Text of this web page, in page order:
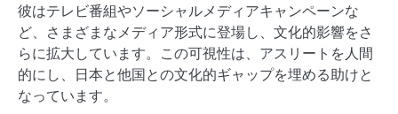
彼はテレビ番組やソーシャルメディアキャンペーンな
ど、さまざまなメディア形式に登場し、文化的影響をさ
らに拡大しています。この可視性は、アスリートを人間
的にし、日本と他国との文化的ギャップを埋める助けと
なっています。